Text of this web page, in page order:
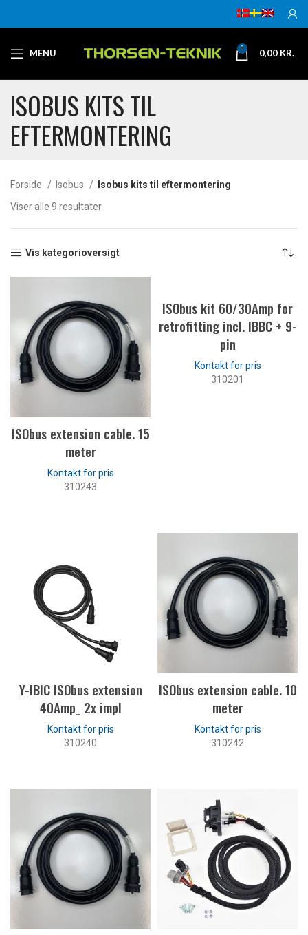
MENU 0 0,00 KR.
ISOBUS KITS TIL
EFTERMONTERING
Forside Isobus
Isobus kits til eftermontering
Viser alle 9 resultater
Vis kategorioversigt
ISObus extension cable. 15
meter
310243
ISObus kit 60/30Amp for
retrofitting incl. IBBC + 9-
pin
310201
Y-IBIC ISObus extension
40Amp_ 2x impl
310240
ISObus extension cable. 10
meter
310242